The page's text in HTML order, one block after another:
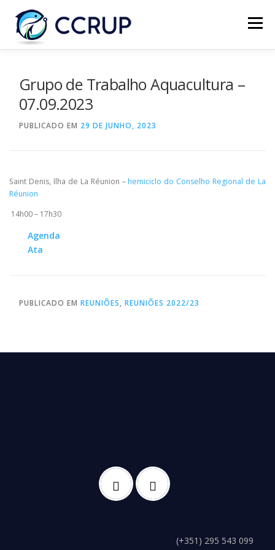
Menu
Grupo de Trabalho Aquacultura –
07.09.2023
PUBLICADO EM 29 DE JUNHO, 2023
Saint Denis, Ilha de La Réunion – hemiciclo do Conselho Regional de La
Réunion
14h00 – 17h30
Agenda
Ata
PUBLICADO EM REUNIÕES, REUNIÕES 2022/23
(+351) 295 543 099